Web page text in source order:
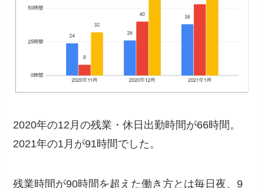
2020年の12月の残業・休日出勤時間が66時間。
2021年の1月が91時間でした。
残業時間が90時間を超えた働き方とは毎日夜、9